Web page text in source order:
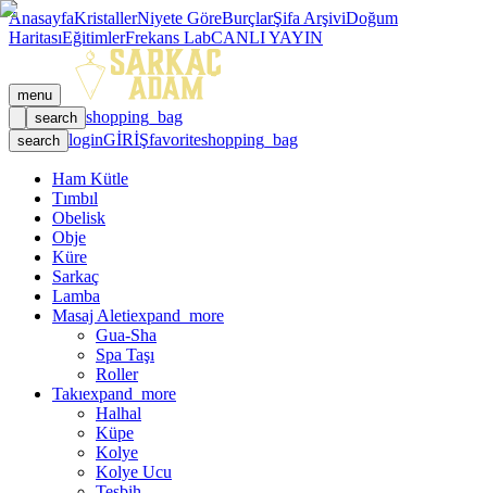
AnasayfaKristallerNiyete GöreBurçlarŞifa ArşiviDoğum
HaritasıEğitimlerFrekans LabCANLI YAYIN
menu
search shopping_bag
search loginGİRİŞfavoriteshopping_bag
Ham Kütle
Tımbıl
Obelisk
Obje
Küre
Sarkaç
Lamba
Masaj Aletiexpand_more
Gua-Sha
Spa Taşı
Roller
Takıexpand_more
Halhal
Küpe
Kolye
Kolye Ucu